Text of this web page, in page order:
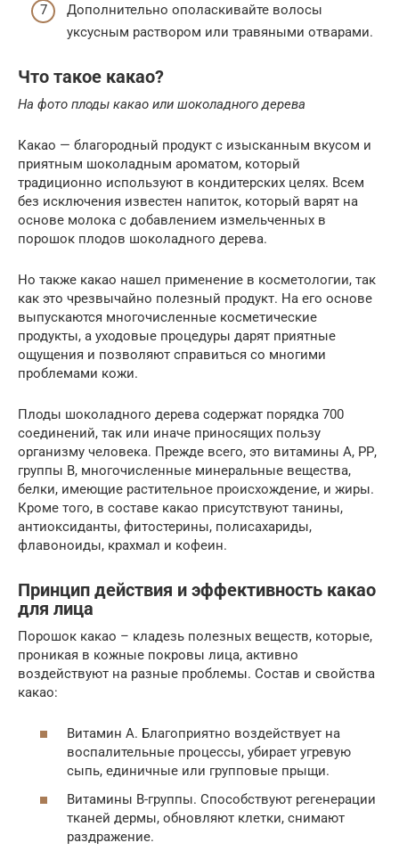
Дополнительно ополаскивайте волосы
уксусным раствором или травяными отварами.
Что такое какао?
На фото плоды какао или шоколадного дерева
Какао — благородный продукт с изысканным вкусом и
приятным шоколадным ароматом, который
традиционно используют в кондитерских целях. Всем
без исключения известен напиток, который варят на
основе молока с добавлением измельченных в
порошок плодов шоколадного дерева.
Но также какао нашел применение в косметологии, так
как это чрезвычайно полезный продукт. На его основе
выпускаются многочисленные косметические
продукты, а уходовые процедуры дарят приятные
ощущения и позволяют справиться со многими
проблемами кожи.
Плоды шоколадного дерева содержат порядка 700
соединений, так или иначе приносящих пользу
организму человека. Прежде всего, это витамины А, РР,
группы В, многочисленные минеральные вещества,
белки, имеющие растительное происхождение, и жиры.
Кроме того, в составе какао присутствуют танины,
антиоксиданты, фитостерины, полисахариды,
флавоноиды, крахмал и кофеин.
Принцип действия и эффективность какао
для лица
Порошок какао – кладезь полезных веществ, которые,
проникая в кожные покровы лица, активно
воздействуют на разные проблемы. Состав и свойства
какао:
Витамин А. Благоприятно воздействует на
воспалительные процессы, убирает угревую
сыпь, единичные или групповые прыщи.
Витамины В-группы. Способствуют регенерации
тканей дермы, обновляют клетки, снимают
раздражение.